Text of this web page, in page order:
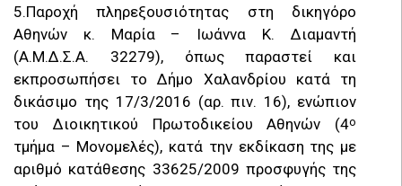
5.Παροχή πληρεξουσιότητας στη δικηγόρο
Αθηνών κ. Μαρία – Ιωάννα Κ. Διαμαντή
(Α.Μ.Δ.Σ.Α. 32279), όπως παραστεί και
εκπροσωπήσει το Δήμο Χαλανδρίου κατά τη
δικάσιμο της 17/3/2016 (αρ. πιν. 16), ενώπιον
του Διοικητικού Πρωτοδικείου Αθηνών (4ο
τμήμα – Μονομελές), κατά την εκδίκαση της με
αριθμό κατάθεσης 33625/2009 προσφυγής της